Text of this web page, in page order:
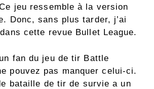
jeu ressemble à la version
Donc, sans plus tarder, j’ai
cette revue Bullet League.
fan du jeu de tir Battle
pouvez pas manquer celui-ci.
bataille de tir de survie a un